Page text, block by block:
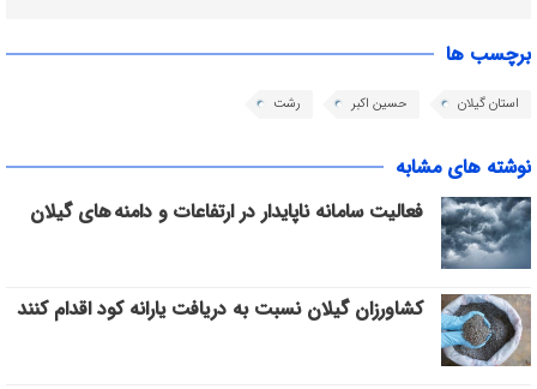
برچسب ها
استان گیلان حسین اکبر رشت
نوشته های مشابه
فعالیت سامانه ناپایدار در ارتفاعات و دامنه های گیلان
کشاورزان گیلان نسبت به دریافت یارانه کود اقدام کنند